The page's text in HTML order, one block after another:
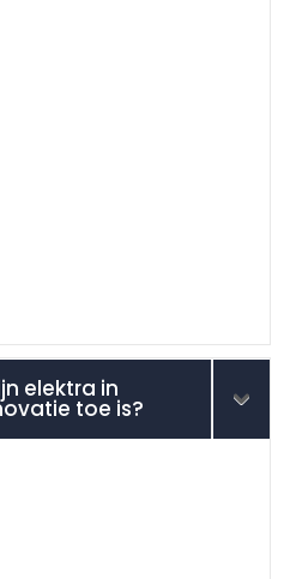
elektra in
toe is?